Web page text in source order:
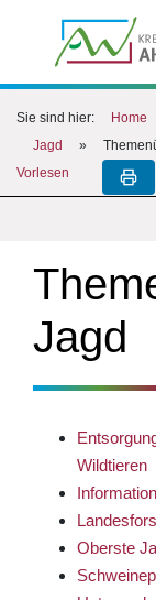
Sie sind hier: Home
Jagd
»
Vorlesen
Jagd
Wildtieren
Oberste